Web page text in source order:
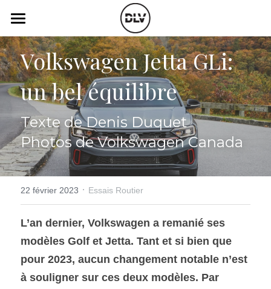
Catégories
Actualité Auto
Électrique
Histoire de chars
Art Automobile
Opinion
Vidéo
Podcast
Radio FM
Télé RDS
Rechercher
Volkswagen Jetta GLi:
un bel équilibre
Texte de Denis Duquet
Photos de Volkswagen Canada
22 février 2023 · Essais Routier
L’an dernier, Volkswagen a remanié ses
modèles Golf et Jetta. Tant et si bien que
pour 2023, aucun changement notable n’est
à souligner sur ces deux modèles. Par
LES CATÉGORIES DE LA BOUTIQUE
Toutes les catégories